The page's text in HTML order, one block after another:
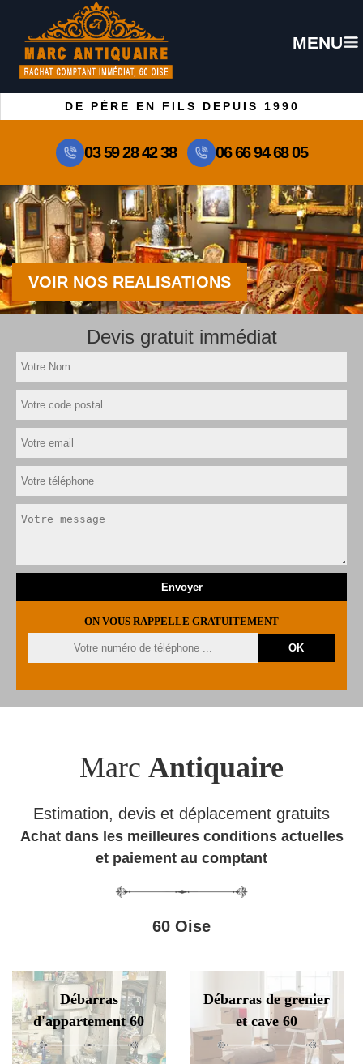
MENU
DE PÈRE EN FILS DEPUIS 1990
03 59 28 42 38 06 66 94 68 05
VOIR NOS REALISATIONS
Devis gratuit immédiat
ON VOUS RAPPELLE GRATUITEMENT
Marc Antiquaire
Estimation, devis et déplacement gratuits
Achat dans les meilleures conditions actuelles
et paiement au comptant
60 Oise
Débarras
d'appartement 60
Débarras de grenier
et cave 60